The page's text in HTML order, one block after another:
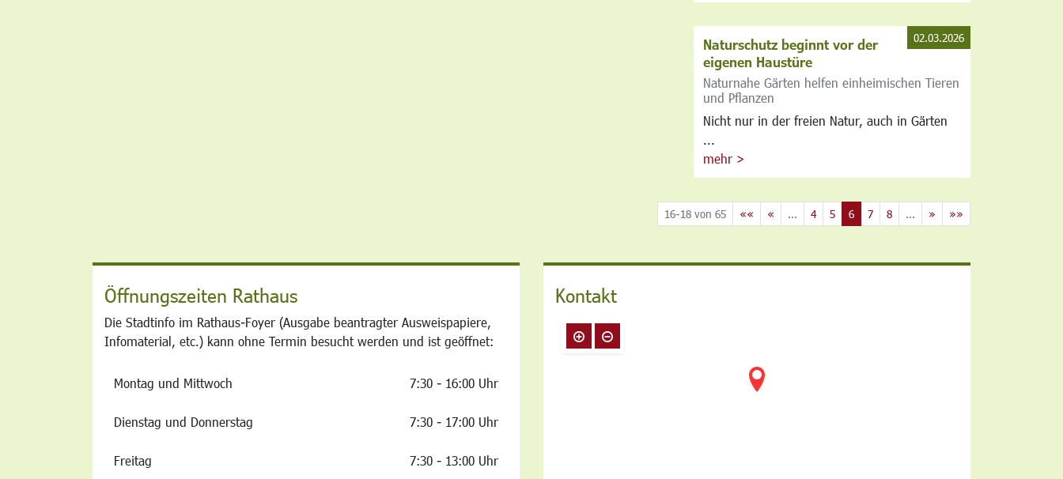
Naturschutz beginnt vor der
eigenen Haustüre
Naturnahe Gärten helfen einheimischen Tieren
und Pflanzen
Nicht nur in der freien Natur, auch in Gärten
mehr >
02.03.2026
16-18 von 65 «« « ... 4 5 6 7 8 ... » »»
Öffnungszeiten Rathaus
Die Stadtinfo im Rathaus-Foyer (Ausgabe beantragter Ausweispapiere,
Infomaterial, etc.) kann ohne Termin besucht werden und ist geöffnet:
Montag und Mittwoch 7:30 - 16:00 Uhr
Dienstag und Donnerstag 7:30 - 17:00 Uhr
Freitag 7:30 - 13:00 Uhr
Kontakt